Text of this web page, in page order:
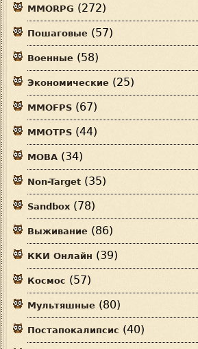
MMORPG (272)
Пошаговые (57)
Военные (58)
Экономические (25)
MMOFPS (67)
MMOTPS (44)
MOBA (34)
Non-Target (35)
Sandbox (78)
Выживание (86)
ККИ Онлайн (39)
Космос (57)
Мультяшные (80)
Постапокалипсис (40)